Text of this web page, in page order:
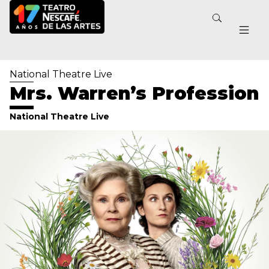
National Theatre Live
Mrs. Warren’s Profession
National Theatre Live